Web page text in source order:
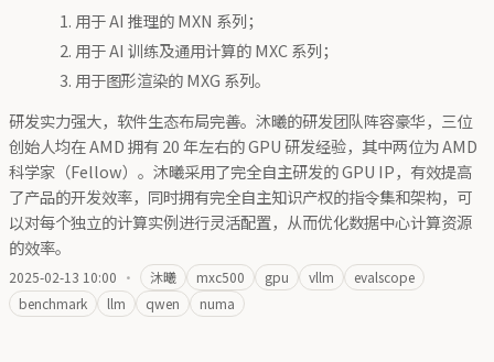
用于 AI 推理的 MXN 系列；
用于 AI 训练及通用计算的 MXC 系列；
用于图形渲染的 MXG 系列。
研发实力强大，软件生态布局完善。沐曦的研发团队阵容豪华，三位
创始人均在 AMD 拥有 20 年左右的 GPU 研发经验，其中两位为 AMD
科学家（Fellow）。沐曦采用了完全自主研发的 GPU IP，有效提高
了产品的开发效率，同时拥有完全自主知识产权的指令集和架构，可
以对每个独立的计算实例进行灵活配置，从而优化数据中心计算资源
的效率。
2025-02-13 10:00 · 沐曦 mxc500 gpu vllm
evalscope
benchmark
llm qwen numa